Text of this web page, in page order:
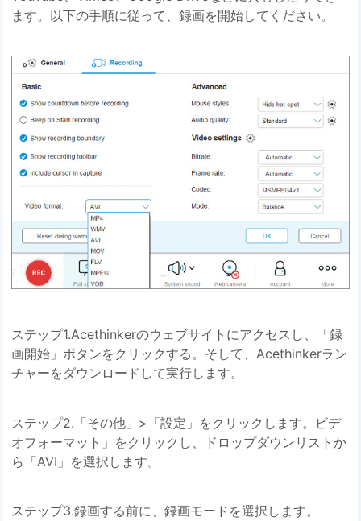
ます。以下の手順に従って、録画を開始してください。
ステップ1.Acethinkerのウェブサイトにアクセスし、「録
画開始」ボタンをクリックする。そして、Acethinkerラン
チャーをダウンロードして実行します。
ステップ2.「その他」>「設定」をクリックします。ビデ
オフォーマット」をクリックし、ドロップダウンリストか
ら「AVI」を選択します。
ステップ3.録画する前に、録画モードを選択します。